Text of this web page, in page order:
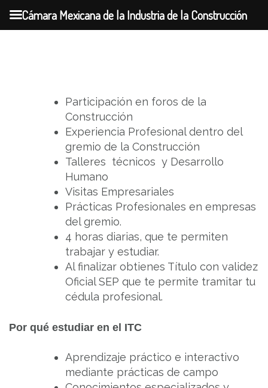
Participación en foros de la
Construcción
Experiencia Profesional dentro del
gremio de la Construcción
Talleres técnicos y Desarrollo
Humano
Visitas Empresariales
Prácticas Profesionales en empresas
del gremio.
4 horas diarias, que te permiten
trabajar y estudiar.
Al finalizar obtienes Título con validez
Oficial SEP que te permite tramitar tu
cédula profesional.
Por qué estudiar en el ITC
Aprendizaje práctico e interactivo
mediante prácticas de campo
Cámara Mexicana de la Industria de la Construcción